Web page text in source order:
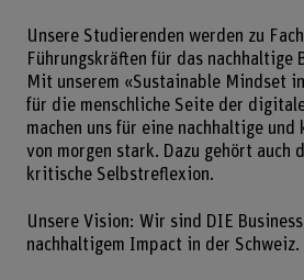
Unsere Studierenden werden zu
Führungskräften für das nachhaltige
Mit unserem «Sustainable Mindset
für die menschliche Seite der
machen uns für eine nachhaltige
von morgen stark. Dazu gehört auch
kritische Selbstreflexion.
Unsere Vision: Wir sind DIE
nachhaltigem Impact in der Schweiz.